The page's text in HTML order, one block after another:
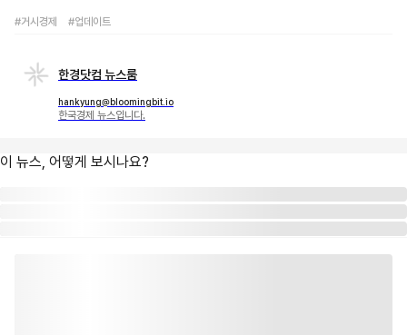
#거시경제 #업데이트
한경닷컴 뉴스룸
hankyung@bloomingbit.io
한국경제 뉴스입니다.
이 뉴스, 어떻게 보시나요?